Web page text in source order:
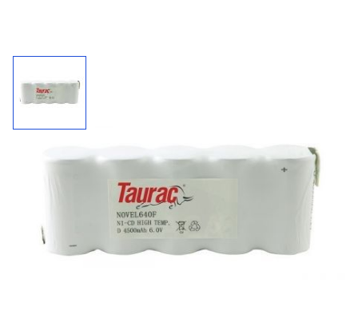
Accupack 640F / 6 V - 4500 mAh
Kies uw connector bij "'meer informatie"